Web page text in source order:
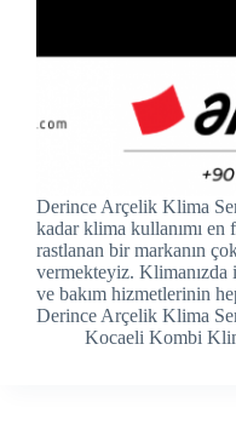
panel
panel
panel
panel
Derince Arçelik Klima
kadar klima kullanımı en
rastlanan bir markanın
vermekteyiz. Klimanızda
ve bakım hizmetlerinin
Derince Arçelik Klima
Kocaeli Kombi